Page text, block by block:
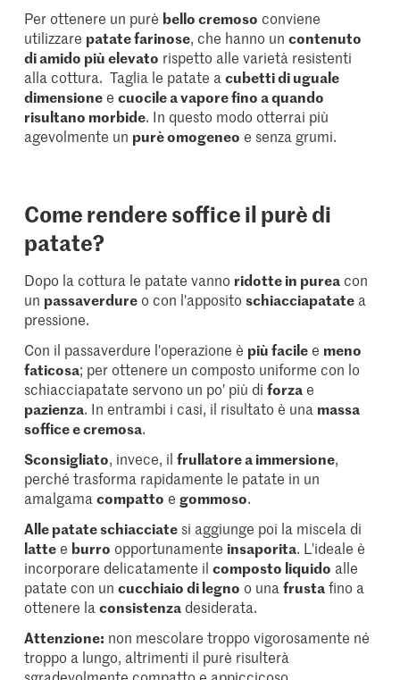
Per ottenere un purè bello cremoso conviene
utilizzare patate farinose, che hanno uncontenuto
di amido più elevato rispetto alle varietà resistenti
alla cottura. Taglia le patate acubetti di uguale
dimensioneecuocile a vapore fino a quando
risultano morbide. In questo modo otterrai più
agevolmente un purè omogeneo e senza grumi.
Come rendere soffice il purè di
patate?
Dopo la cottura le patate vanno ridotte in pureacon
un passaverdureo con l'appositoschiacciapatate a
pressione.
Con il passaverdure l'operazione è più facilee meno
faticosa; per ottenere un composto uniforme con lo
schiacciapatate servono un po' più diforzae
pazienza. In entrambi i casi, il risultato è una massa
soffice e cremosa.
Sconsigliato, invece, ilfrullatore a immersione,
perché trasforma rapidamente le patate in un
amalgamacompatto egommoso.
Alle patate schiacciate si aggiunge poi la miscela di
lattee burro opportunamente insaporita. L'ideale è
incorporare delicatamente ilcomposto liquido alle
patate con uncucchiaio di legno o unafrustafino a
ottenere laconsistenza desiderata.
Attenzione: non mescolare troppo vigorosamente né
troppo a lungo, altrimenti il purè risulterà